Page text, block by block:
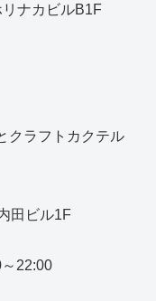
ナカビルB1F
クラフトカクテル
田ビル1F
22:00